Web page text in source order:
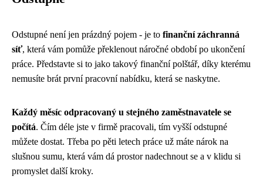
Odstupné není jen prázdný pojem - je to finanční záchranná
síť, která vám pomůže překlenout náročné období po ukončení
práce. Představte si to jako takový finanční polštář, díky kterému
nemusíte brát první pracovní nabídku, která se naskytne.
Každý měsíc odpracovaný u stejného zaměstnavatele se
počítá. Čím déle jste v firmě pracovali, tím vyšší odstupné
můžete dostat. Třeba po pěti letech práce už máte nárok na
slušnou sumu, která vám dá prostor nadechnout se a v klidu si
promyslet další kroky.